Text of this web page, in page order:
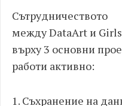
Сътрудничеството
между DataArt и
върху 3 основни
работи активно:
1. Съхранение на